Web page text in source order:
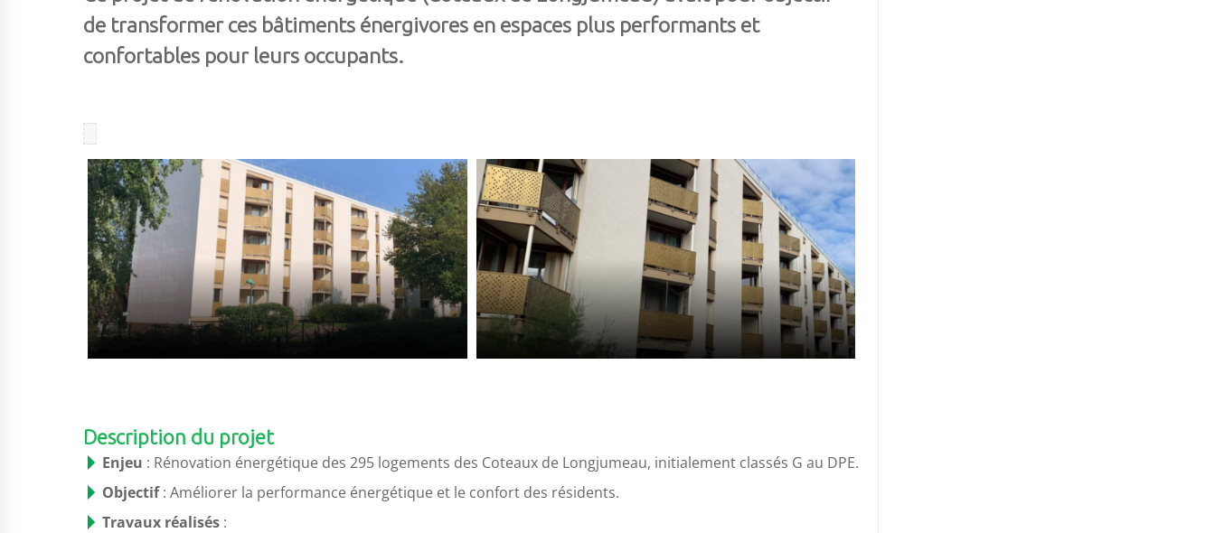
de transformer ces bâtiments énergivores en espaces plus performants et
confortables pour leurs occupants.
Description du projet
Enjeu : Rénovation énergétique des 295 logements des Coteaux de Longjumeau, initialement classés G au DPE.
Objectif: Améliorer la performance énergétique et le confort des résidents.
Travaux réalisés: